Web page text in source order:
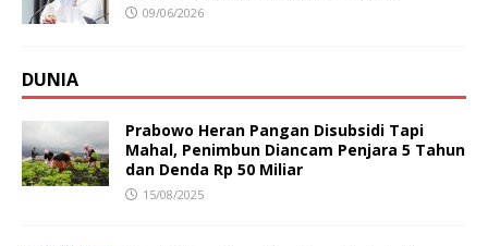
09/06/2026
DUNIA
Prabowo Heran Pangan Disubsidi Tapi
Mahal, Penimbun Diancam Penjara 5 Tahun
dan Denda Rp 50 Miliar
15/08/2025